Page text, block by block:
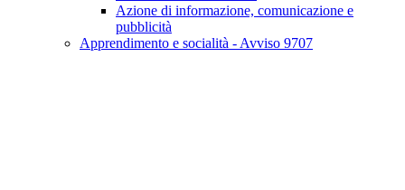
Azione di informazione, comunicazione e
pubblicità
Apprendimento e socialità - Avviso 9707